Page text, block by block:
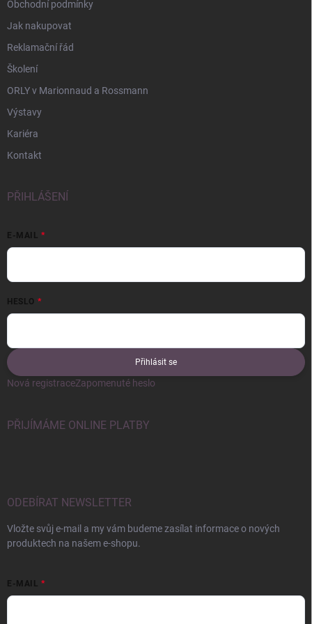
Obchodní podmínky
Jak nakupovat
Reklamační řád
Školení
ORLY v Marionnaud a Rossmann
Výstavy
Kariéra
Kontakt
PŘIHLÁŠENÍ
E-MAIL
HESLO
Přihlásit se
Nová registraceZapomenuté heslo
PŘIJÍMÁME ONLINE PLATBY
ODEBÍRAT NEWSLETTER
Vložte svůj e-mail a my vám budeme zasílat informace o nových
produktech na našem e-shopu.
E-MAIL